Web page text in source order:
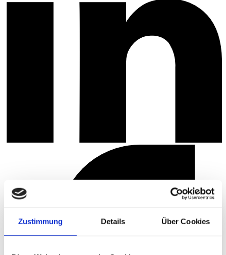
Zustimmung Details Über Cookies